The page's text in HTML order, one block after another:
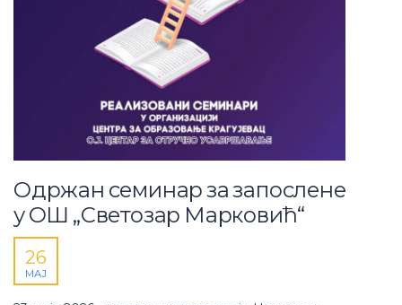
Одржан семинар за запослене
у ОШ „Светозар Марковић“
26
МАЈ